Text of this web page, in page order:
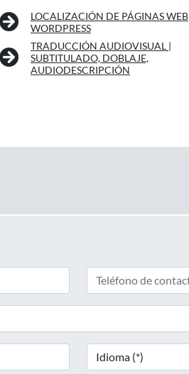
LOCALIZACIÓN DE PÁGINAS WEB
WORDPRESS
TRADUCCIÓN AUDIOVISUAL |
SUBTITULADO, DOBLAJE,
AUDIODESCRIPCIÓN